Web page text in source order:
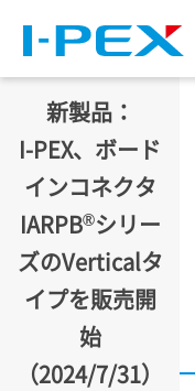
新製品：
I-PEX、ボード
インコネクタ
IARPB®シリー
ズのVerticalタ
イプを販売開
始
（2024/7/31）